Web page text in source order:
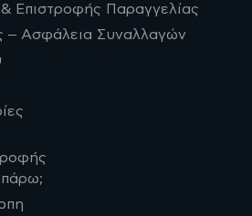
Επιστροφής Παραγγελίας
– Ασφάλεια Συναλλαγών
πάρω;